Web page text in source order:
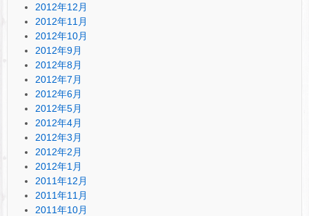
2012年12月
2012年11月
2012年10月
2012年9月
2012年8月
2012年7月
2012年6月
2012年5月
2012年4月
2012年3月
2012年2月
2012年1月
2011年12月
2011年11月
2011年10月